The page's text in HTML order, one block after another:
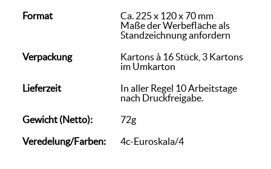
Format
Ca. 225 x 120 x 70 mm
Maße der Werbefläche als
Standzeichnung anfordern
Verpackung
Kartons à 16 Stück, 3 Kartons
im Umkarton
Lieferzeit
In aller Regel 10 Arbeitstage
nach Druckfreigabe.
Gewicht (Netto):
72g
Veredelung/Farben:
4c-Euroskala/4